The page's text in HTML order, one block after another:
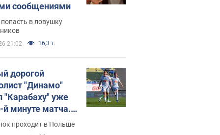
сообщениями
попасть в ловушку
21:02 16,3 т.
дорогой
"Динамо"
"Карабаху" уже
й минуте матча.
проходит в Польше